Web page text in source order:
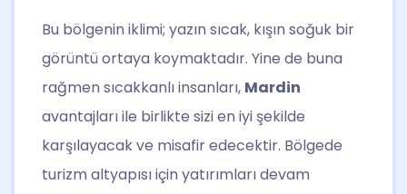
Bu bölgenin iklimi; yazın sıcak, kışın soğuk bir
görüntü ortaya koymaktadır. Yine de buna
rağmen sıcakkanlı insanları, Mardin
avantajları ile birlikte sizi en iyi şekilde
karşılayacak ve misafir edecektir. Bölgede
turizm altyapısı için yatırımları devam